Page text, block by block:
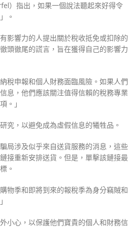
）指出，如果一個說法聽起來好得令
。
影響力的人提出關於稅收抵免或扣除的
頭徹尾的謊言，旨在獲得自己的影響力
稅申報和個人財務面臨風險。如果人們
息，他們應該關注值得信賴的稅務專業
。」
究，以避免成為虛假信息的犧牲品。
局涉及似乎來自送貨服務的消息，這些
接重新安排送貨。但是，單擊該鏈接最
。
物季和即將到來的報稅季為身分竊賊和
小心，以保護他們寶貴的個人和財務信